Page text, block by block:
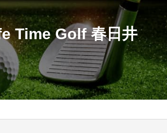
Time Golf 春日井